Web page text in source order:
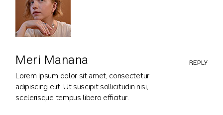
Meri Manana
Lorem ipsum dolor sit amet, consectetur
adipiscing elit. Ut suscipit sollicitudin nisi,
scelerisque tempus libero efficitur.
REPLY